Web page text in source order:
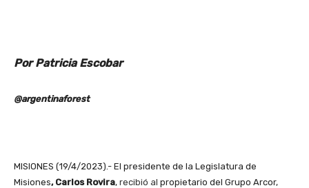
Por Patricia Escobar
@argentinaforest
MISIONES (19/4/2023).- El presidente de la Legislatura de
Misiones, Carlos Rovira, recibió al propietario del Grupo Arcor,